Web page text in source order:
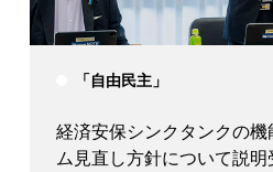
「自由民主」
経済安保シンクタンクの機
ム見直し方針について説明